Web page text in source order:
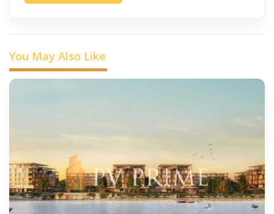
You May Also Like